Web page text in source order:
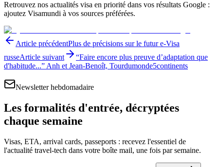
Retrouvez nos actualités visa en priorité dans vos résultats Google :
ajoutez Visamundi à vos sources préférées.
Article précédentPlus de précisions sur le futur e-Visa
russeArticle suivant
“Faire encore plus preuve d’adaptation que
d'habitude...” Anh et Jean-Benoît, Tourdumonde5continents
Newsletter hebdomadaire
Les formalités d'entrée, décryptées
chaque semaine
Visas, ETA, arrival cards, passeports : recevez l'essentiel de
l'actualité travel-tech dans votre boîte mail, une fois par semaine.